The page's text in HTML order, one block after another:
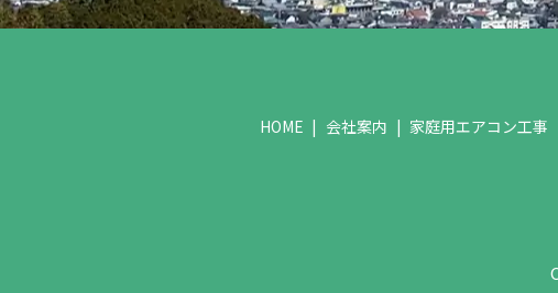
HOME 会社案内 家庭用エアコン工事